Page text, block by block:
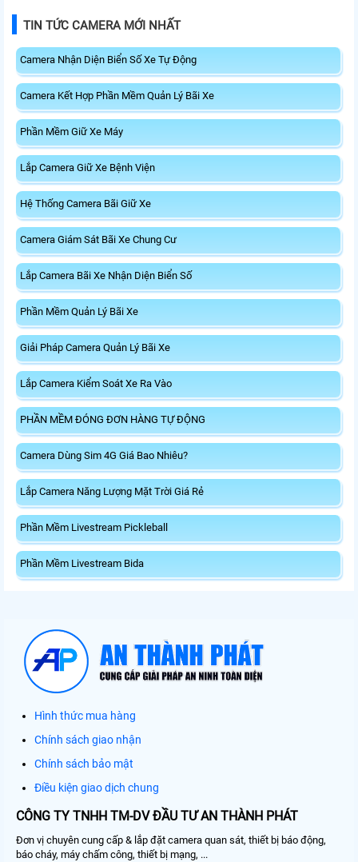
TIN TỨC CAMERA MỚI NHẤT
Camera Nhận Diện Biển Số Xe Tự Động
Camera Kết Hợp Phần Mềm Quản Lý Bãi Xe
Phần Mềm Giữ Xe Máy
Lắp Camera Giữ Xe Bệnh Viện
Hệ Thống Camera Bãi Giữ Xe
Camera Giám Sát Bãi Xe Chung Cư
Lắp Camera Bãi Xe Nhận Diện Biển Số
Phần Mềm Quản Lý Bãi Xe
Giải Pháp Camera Quản Lý Bãi Xe
Lắp Camera Kiểm Soát Xe Ra Vào
PHẦN MỀM ĐÓNG ĐƠN HÀNG TỰ ĐỘNG
Camera Dùng Sim 4G Giá Bao Nhiêu?
Lắp Camera Năng Lượng Mặt Trời Giá Rẻ
Phần Mềm Livestream Pickleball
Phần Mềm Livestream Bida
Hình thức mua hàng
Chính sách giao nhận
Chính sách bảo mật
Điều kiện giao dịch chung
CÔNG TY TNHH TM-DV ĐẦU TƯ AN THÀNH PHÁT
Đơn vị chuyên cung cấp & lắp đặt camera quan sát, thiết bị báo động,
báo cháy, máy chấm công, thiết bị mạng, ...